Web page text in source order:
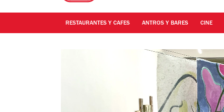
RESTAURANTES Y CAFES ANTROS Y BARES CINE